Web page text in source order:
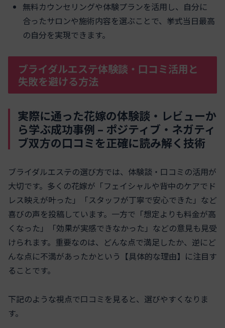
無料カウンセリングや体験プランを活用し、自分に
合ったサロンや施術内容を選ぶことで、挙式当日最高
の自分を実現できます。
ブライダルエステ体験談・口コミ活用と
失敗を避ける方法
実際に通った花嫁の体験談・レビューか
ら学ぶ成功事例 – ポジティブ・ネガティ
ブ双方の口コミを正確に読み解く技術
ブライダルエステの選び方では、体験談・口コミの活用が
大切です。多くの花嫁が「フェイシャルや背中のケアでド
レス映えが叶った」「スタッフが丁寧で安心できた」など
喜びの声を投稿しています。一方で「想定よりも料金が高
くなった」「効果が実感できなかった」などの意見も見受
けられます。重要なのは、どんな点で満足したか、逆にど
んな点に不満があったかという【具体的な理由】に注目す
ることです。
下記のような視点で口コミを見ると、選びやすくなりま
す。